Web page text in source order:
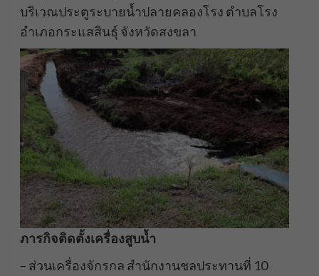
บริเวณประตูระบายน้ำปลายคลองโรง ตำบลโรง
อำเภอกระแสสินธุ์ จังหวัดสงขลา
ภารกิจติดตั้งเครื่องสูบน้ำ
– ส่วนเครื่องจักรกล สำนักงานชลประทานที่ 10